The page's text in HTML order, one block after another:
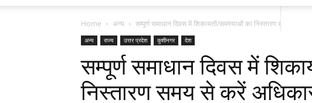
Home अन्य सम्पूर्ण समाधान दिवस में शिकायतों/समस्याओं का निस्तारण समय से करें
अन्य राज्य उत्तर प्रदेश कुशीनगर देश
सम्पूर्ण समाधान दिवस में
निस्तारण समय से करें